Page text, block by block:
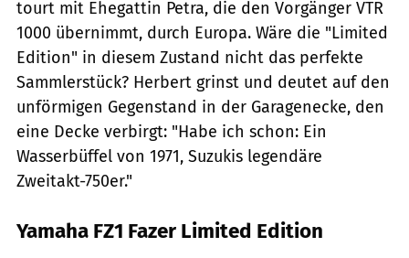
tourt mit Ehegattin Petra, die den Vorgänger VTR
1000 übernimmt, durch Europa. Wäre die "Limited
Edition" in diesem Zustand nicht das perfekte
Sammlerstück? Herbert grinst und deutet auf den
unförmigen Gegenstand in der Garagenecke, den
eine Decke verbirgt: "Habe ich schon: Ein
Wasserbüffel von 1971, Suzukis legendäre
Zweitakt-750er."
Yamaha FZ1 Fazer Limited Edition